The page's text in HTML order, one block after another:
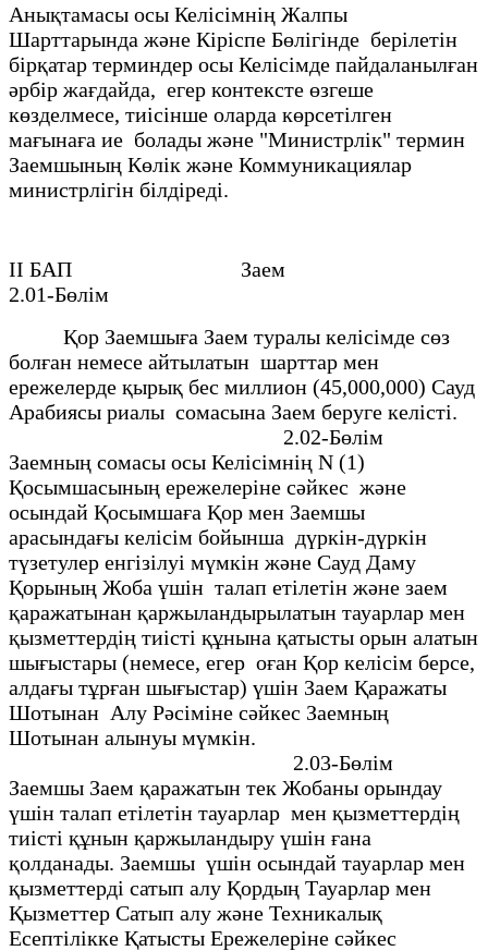
Анықтамасы осы Келiсiмнiң Жалпы
Шарттарында және Кірiспе Бөлiгiнде берiлетiн
бiрқатар терминдер осы Келiсiмде пайдаланылған
әрбiр жағдайда, егер контексте өзгеше
көзделмесе, тиiсiнше оларда көрсетiлген
мағынаға ие болады және "Министрлiк" термин
Заемшының Көлiк және Коммуникациялар
министрлiгiн бiлдiредi.
II БАП Заем
2.01-Бөлiм
Қор Заемшыға Заем туралы келiсiмде сөз
болған немесе айтылатын шарттар мен
ережелерде қырық бес миллион (45,000,000) Сауд
Арабиясы риалы сомасына Заем беруге келiстi.
2.02-Бөлiм
Заемның сомасы осы Келiсiмнiң N (1)
Қосымшасының ережелерiне сәйкес және
осындай Қосымшаға Қор мен Заемшы
арасындағы келiсiм бойынша дүркiн-дүркiн
түзетулер енгiзiлуi мүмкiн және Сауд Даму
Қорының Жоба үшiн талап етiлетiн және заем
қаражатынан қаржыландырылатын тауарлар мен
қызметтердiң тиiстi құнына қатысты орын алатын
шығыстары (немесе, егер оған Қор келiсiм берсе,
алдағы тұрған шығыстар) үшiн Заем Қаражаты
Шотынан Алу Рәсiмiне сәйкес Заемның
Шотынан алынуы мүмкiн.
2.03-Бөлiм
Заемшы Заем қаражатын тек Жобаны орындау
үшiн талап етiлетiн тауарлар мен қызметтердiң
тиiстi құнын қаржыландыру үшiн ғана
қолданады. Заемшы үшiн осындай тауарлар мен
қызметтердi сатып алу Қордың Тауарлар мен
Қызметтер Сатып алу және Техникалық
Есептiлiкке Қатысты Ережелерiне сәйкес